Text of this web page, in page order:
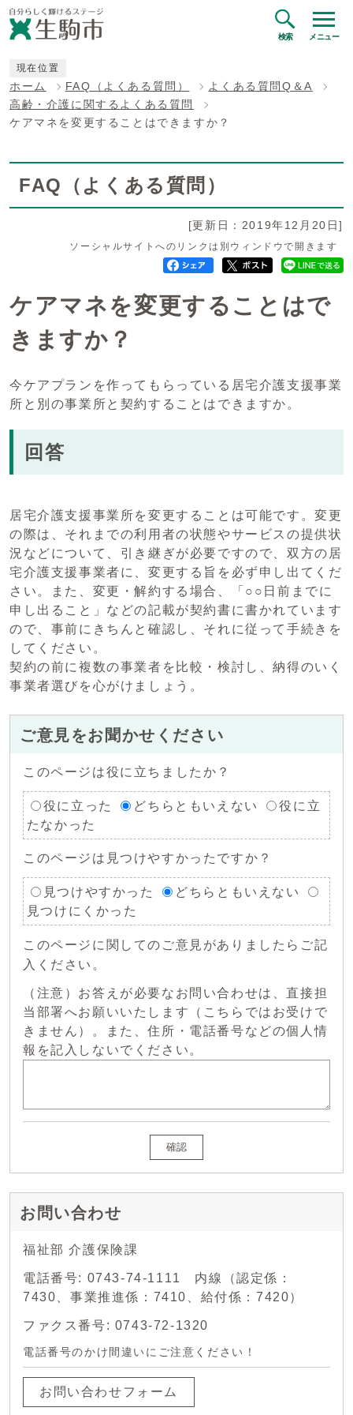
検索 メニュー
現在位置
ホーム FAQ（よくある質問）
よくある質問Q＆A
高齢・介護に関するよくある質問
ケアマネを変更することはできますか？
FAQ（よくある質問）
[更新日：2019年12月20日]
ソーシャルサイトへのリンクは別ウィンドウで開きます
ケアマネを変更することはで
きますか？
今ケアプランを作ってもらっている居宅介護支援事業
所と別の事業所と契約することはできますか。
回答
居宅介護支援事業所を変更することは可能です。変更
の際は、それまでの利用者の状態やサービスの提供状
況などについて、引き継ぎが必要ですので、双方の居
宅介護支援事業者に、変更する旨を必ず申し出てくだ
さい。また、変更・解約する場合、「○○日前までに
申し出ること」などの記載が契約書に書かれています
ので、事前にきちんと確認し、それに従って手続きを
してください。
契約の前に複数の事業者を比較・検討し、納得のいく
事業者選びを心がけましょう。
ご意見をお聞かせください
このページは役に立ちましたか？
役に立った どちらともいえない
役に立
たなかった
このページは見つけやすかったですか？
見つけやすかった
どちらともいえない
見つけにくかった
このページに関してのご意見がありましたらご記
入ください。
（注意）お答えが必要なお問い合わせは、直接担
当部署へお願いいたします（こちらではお受けで
きません）。また、住所・電話番号などの個人情
報を記入しないでください。
確認
お問い合わせ
福祉部 介護保険課
電話番号: 0743-74-1111 内線（認定係：
7430、事業推進係：7410、給付係：7420）
ファクス番号: 0743-72-1320
電話番号のかけ間違いにご注意ください！
お問い合わせフォーム